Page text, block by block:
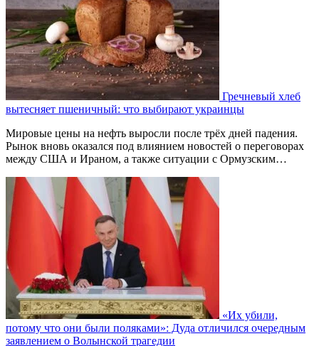
Гречневый хлеб
вытесняет пшеничный: что выбирают украинцы
Мировые цены на нефть выросли после трёх дней падения.
Рынок вновь оказался под влиянием новостей о переговорах
между США и Ираном, а также ситуации с Ормузским…
«Их убили,
потому что они были поляками»: Дуда отличился очередным
заявлением о Волынской трагедии